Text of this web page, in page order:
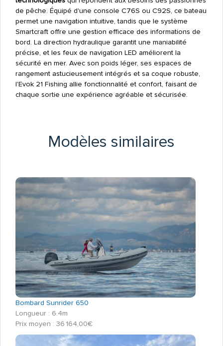
de pêche. Équipé d'une console C76S ou C92S, ce bateau
permet une navigation intuitive, tandis que le système
Smartcraft offre une gestion efficace des informations de
bord. La direction hydraulique garantit une maniabilité
précise, et les feux de navigation LED améliorent la
sécurité en mer. Avec son poids léger, ses espaces de
rangement astucieusement intégrés et sa coque robuste,
l'Evok 21 Fishing allie fonctionnalité et confort, faisant de
chaque sortie une expérience agréable et sécurisée.
Modèles similaires
Bombard Sunrider 650
Longueur : 6.4m
Prix moyen : 36 164,00€